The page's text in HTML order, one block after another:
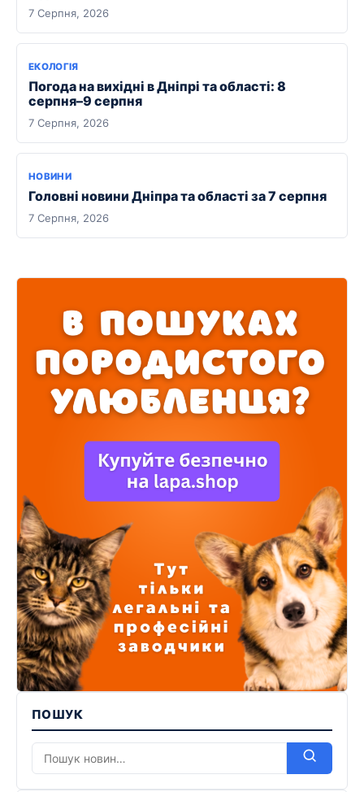
7 Серпня, 2026
ЕКОЛОГІЯ
Погода на вихідні в Дніпрі та області: 8
серпня–9 серпня
7 Серпня, 2026
НОВИНИ
Головні новини Дніпра та області за 7 серпня
7 Серпня, 2026
ПОШУК